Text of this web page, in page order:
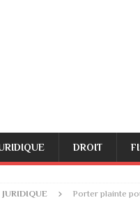
DROIT
JURIDIQUE
Porter plainte